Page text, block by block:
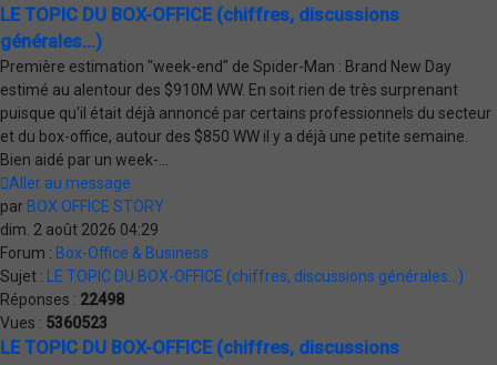
LE TOPIC DU BOX-OFFICE (chiffres, discussions
générales...)
Première estimation "week-end" de Spider-Man : Brand New Day
estimé au alentour des $910M WW. En soit rien de très surprenant
puisque qu'il était déjà annoncé par certains professionnels du secteur
et du box-office, autour des $850 WW il y a déjà une petite semaine.
Bien aidé par un week-...
Aller au message
par BOX OFFICE STORY
dim. 2 août 2026 04:29
Forum : Box-Office & Business
Sujet :
LE TOPIC DU BOX-OFFICE (chiffres, discussions générales...)
Réponses : 22498
Vues : 5360523
LE TOPIC DU BOX-OFFICE (chiffres, discussions